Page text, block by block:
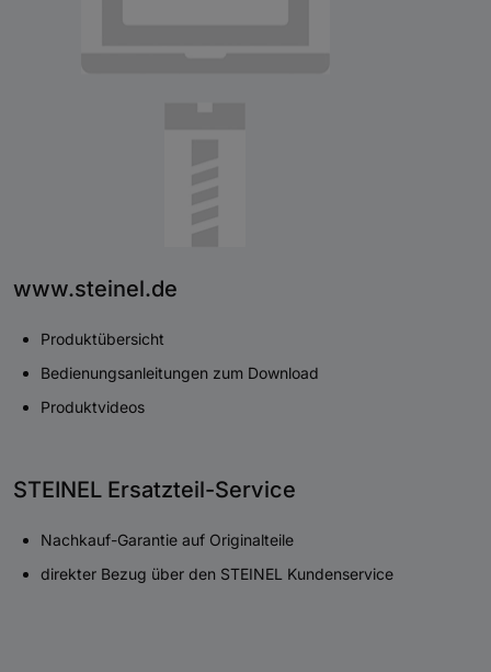
www.steinel.de
Produktübersicht
Bedienungsanleitungen zum Download
Produktvideos
STEINEL Ersatzteil-Service
Nachkauf-Garantie auf Originalteile
direkter Bezug über den STEINEL Kundenservice